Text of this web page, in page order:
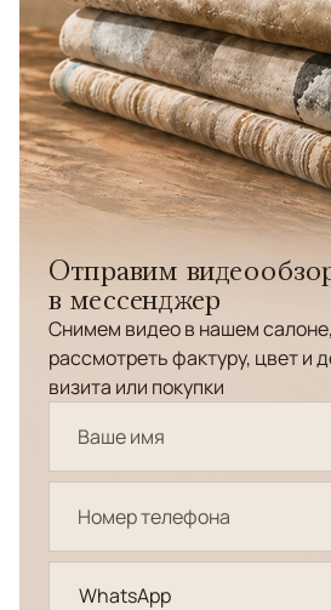
Отправим
в мессенджер
Снимем видео в нашем
рассмотреть фактуру, цвет и
визита или покупки
WhatsApp